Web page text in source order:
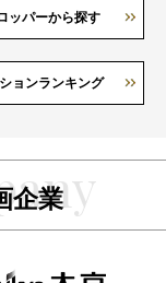
ッパーから探す
ョンランキング
企業